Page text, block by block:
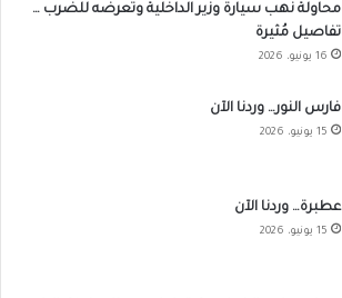
محاولة نهب سيارة وزير الداخلية وتعرضه للضرب …
تفاصيل مُثيرة
16 يونيو، 2026
فارس النور… وردنا الآن
15 يونيو، 2026
عطبرة… وردنا الآن
15 يونيو، 2026